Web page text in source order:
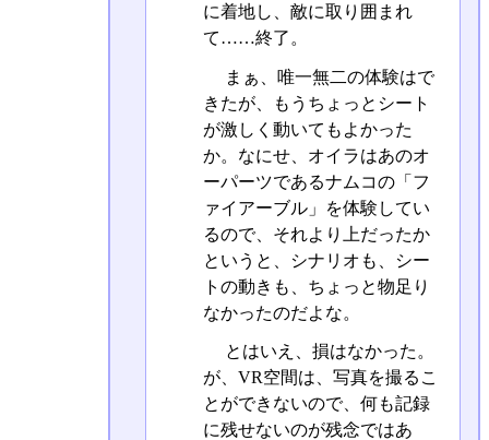
に着地し、敵に取り囲まれ
て……終了。
まぁ、唯一無二の体験はで
きたが、もうちょっとシート
が激しく動いてもよかった
か。なにせ、オイラはあのオ
ーパーツであるナムコの「フ
ァイアーブル」を体験してい
るので、それより上だったか
というと、シナリオも、シー
トの動きも、ちょっと物足り
なかったのだよな。
とはいえ、損はなかった。
が、VR空間は、写真を撮るこ
とができないので、何も記録
に残せないのが残念ではあ